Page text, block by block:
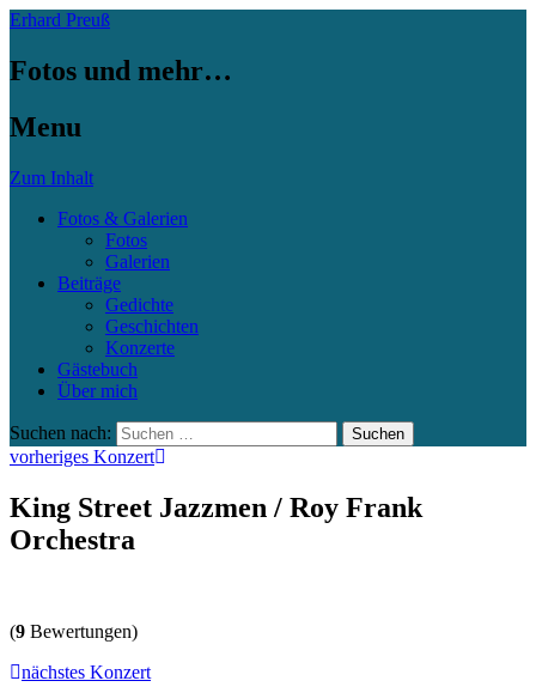
Erhard Preuß
Fotos und mehr…
Menu
Zum Inhalt
Fotos & Galerien
Fotos
Galerien
Beiträge
Gedichte
Geschichten
Konzerte
Gästebuch
Über mich
Suchen nach:
vorheriges Konzert
King Street Jazzmen / Roy Frank
Orchestra
(9 Bewertungen)
nächstes Konzert